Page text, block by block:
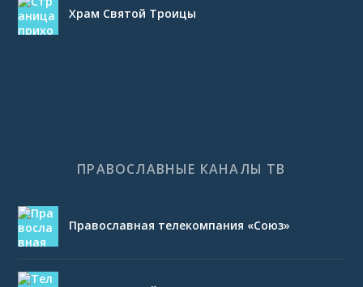
Храм Святой Троицы
ПРАВОСЛАВНЫЕ КАНАЛЫ ТВ
Православная телекомпания «Союз»